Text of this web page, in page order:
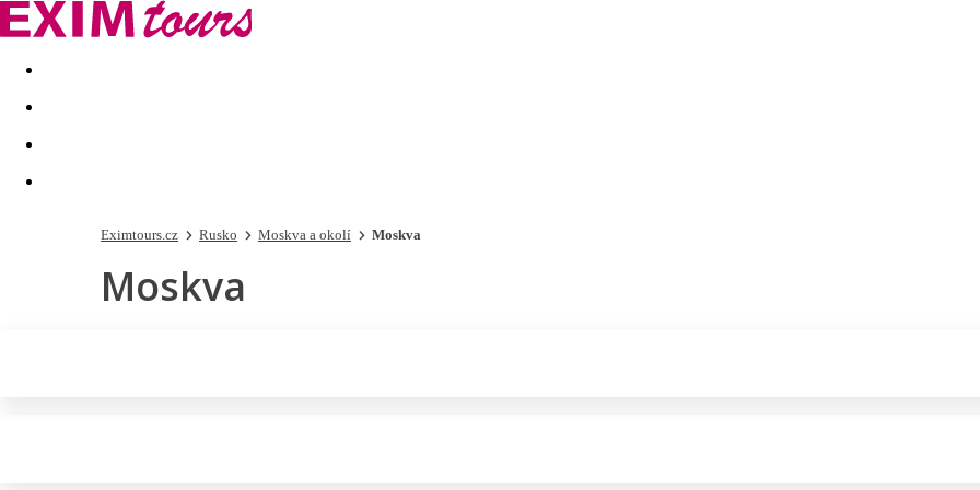
Akční nabídky Last minute
Eximtours.cz Rusko Moskva a okolí Moskva
Moskva